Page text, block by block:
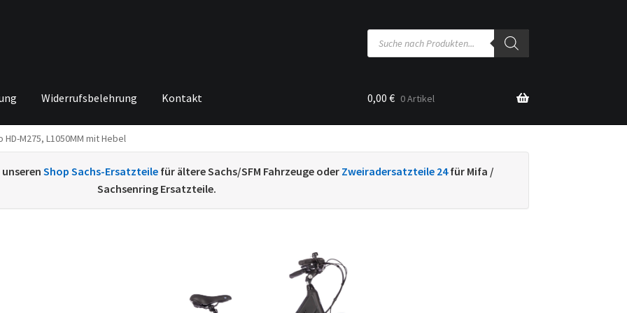
Products
search
Widerrufsbelehrung Kontakt
von Echtheit von Bewertungen
Widerrufsbelehrung Zahlungsarten
0,00 € 0 Artikel
M275, L1050MM mit Hebel
Shop Sachs-Ersatzteilefür ältere Sachs/SFM Fahrzeuge oder Zweiradersatzteile 24für Mifa /
Sachsenring Ersatzteile.